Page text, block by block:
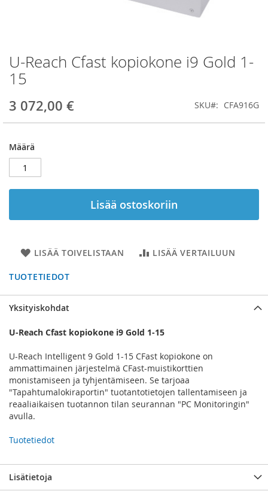
U-Reach Cfast kopiokone i9 Gold 1-
15
3 072,00 € SKU CFA916G
Määrä
Lisää ostoskoriin
LISÄÄ TOIVELISTAAN LISÄÄ VERTAILUUN
TUOTETIEDOT
Skip
to
the
of
gallery
Yksityiskohdat
U-Reach Cfast kopiokone i9 Gold 1-15
U-Reach Intelligent 9 Gold 1-15 CFast kopiokone on
ammattimainen järjestelmä CFast-muistikorttien
monistamiseen ja tyhjentämiseen. Se tarjoaa
"Tapahtumalokiraportin" tuotantotietojen tallentamiseen ja
reaaliaikaisen tuotannon tilan seurannan "PC Monitoringin"
avulla.
Tuotetiedot
Lisätietoja